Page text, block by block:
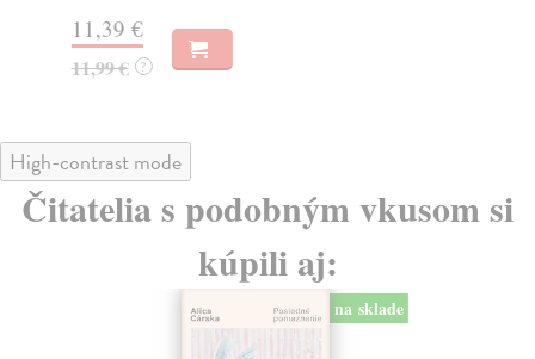
11,39 €
11,99 € ?
High-contrast mode
Čitatelia s podobným vkusom si
kúpili aj:
na sklade